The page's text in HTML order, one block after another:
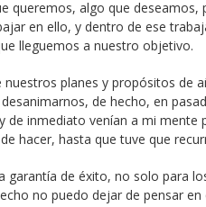
queremos, algo que
en ello, y dentro de ese
lleguemos a nuestro objetivo.
nuestros planes y propósitos de
de hecho, en
de inmediato venían a mi
hacer, hasta que tuve que
garantía de éxito, no solo para
no puedo dejar de pensar